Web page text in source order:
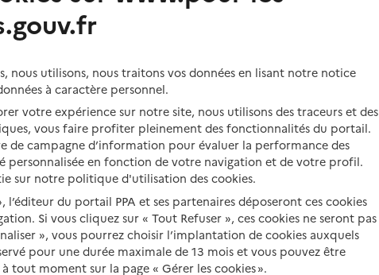
nous utilisons, nous traitons vos données en lisant notre notice
à caractère personnel.
votre expérience sur notre site, nous utilisons des traceurs et des
vous faire profiter pleinement des fonctionnalités du portail.
de campagne d’information pour évaluer la performance des
personnalisée en fonction de votre navigation et de votre profil.
sur notre politique d'utilisation des cookies.
l’éditeur du portail PPA et ses partenaires déposeront ces cookies
Si vous cliquez sur « Tout Refuser », ces cookies ne seront pas
», vous pourrez choisir l’implantation de cookies auxquels
pour une durée maximale de 13 mois et vous pouvez être
tout moment sur la page « Gérer les cookies ».